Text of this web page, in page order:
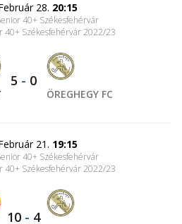
28. 20:15
40+ Székesfehérvár
40+ Székesfehérvár 2022/23
5 - 0
ÖREGHEGY FC
21. 19:15
40+ Székesfehérvár
40+ Székesfehérvár 2022/23
10 - 4